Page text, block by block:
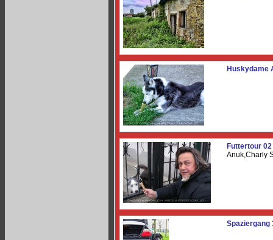
Huskydame
Futtertour 02
Anuk,Charly
Spaziergang